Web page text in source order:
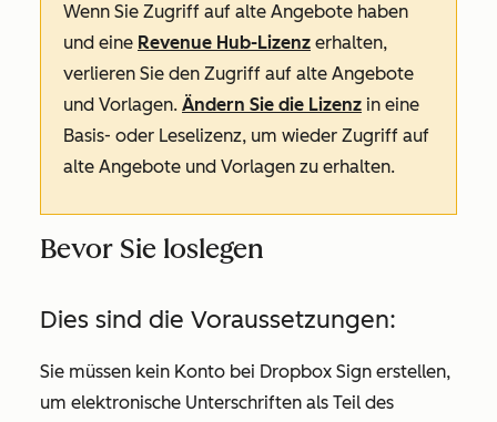
Wenn Sie Zugriff auf alte Angebote haben
und eine Revenue Hub-Lizenz erhalten,
verlieren Sie den Zugriff auf alte Angebote
und Vorlagen. Ändern Sie die Lizenz in eine
Basis- oder Leselizenz, um wieder Zugriff auf
alte Angebote und Vorlagen zu erhalten.
Bevor Sie loslegen
Dies sind die Voraussetzungen:
Sie müssen kein Konto bei Dropbox Sign erstellen,
um elektronische Unterschriften als Teil des